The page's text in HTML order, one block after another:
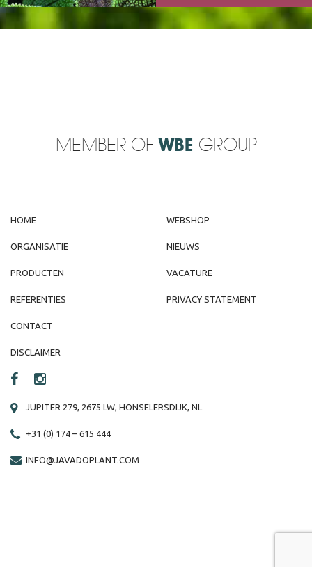
MEMBER OF WBE GROUP
HOME
ORGANISATIE
PRODUCTEN
REFERENTIES
WEBSHOP
NIEUWS
VACATURE
PRIVACY STATEMENT
CONTACT
DISCLAIMER
JUPITER 279, 2675 LW, HONSELERSDIJK, NL
+31 (0) 174 – 615 444
INFO@JAVADOPLANT.COM